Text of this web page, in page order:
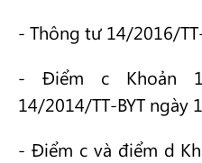
- Thông tư 14/2016/
- Điểm c Khoản
14/2014/TT-BYT ngày
- Điểm c và điểm d